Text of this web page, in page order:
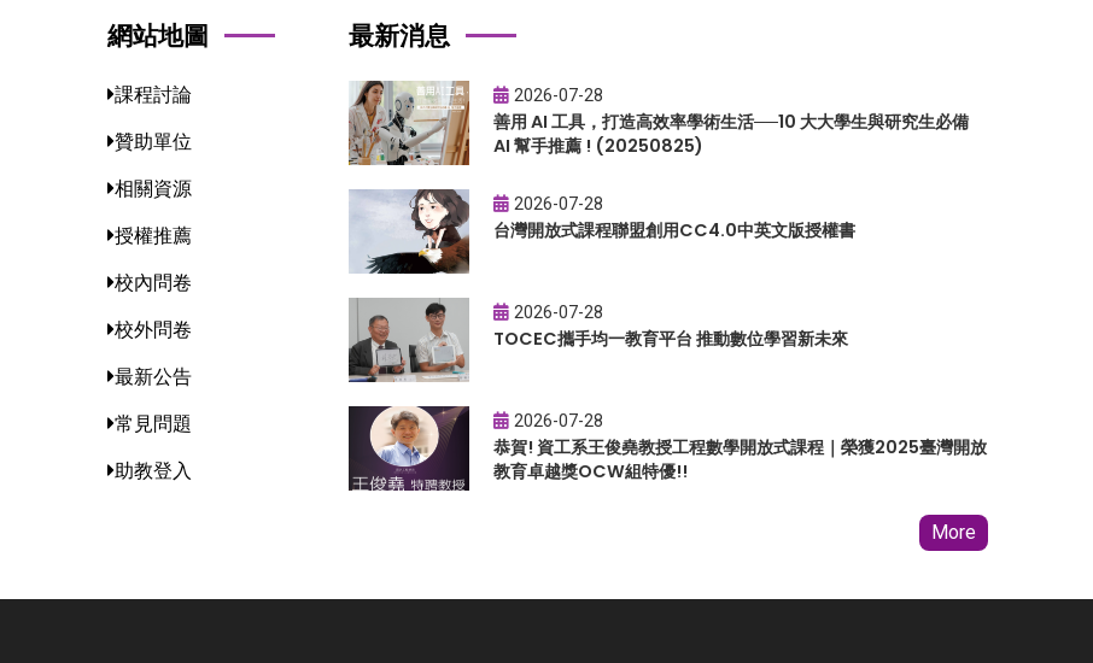
網站地圖
課程討論
贊助單位
相關資源
授權推薦
校內問卷
校外問卷
最新公告
常見問題
助教登入
最新消息
2026-07-28
善用 AI 工具，打造高效率學術生活──10 大大學生與研究生必備
AI 幫手推薦 ! (20250825)
2026-07-28
台灣開放式課程聯盟創用CC4.0中英文版授權書
2026-07-28
TOCEC攜手均一教育平台 推動數位學習新未來
2026-07-28
恭賀! 資工系王俊堯教授工程數學開放式課程｜榮獲2025臺灣開放
教育卓越獎OCW組特優!!
More